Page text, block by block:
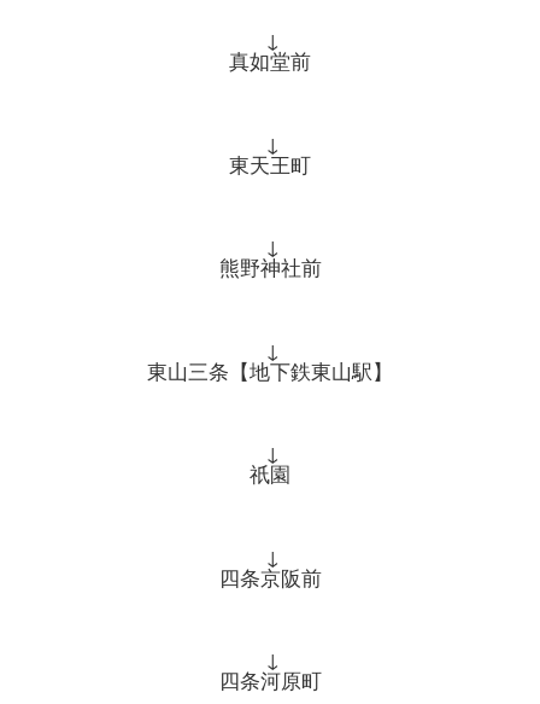
↓
真如堂前
↓
東天王町
↓
熊野神社前
↓
東山三条【地下鉄東山駅】
↓
祇園
↓
四条京阪前
↓
四条河原町